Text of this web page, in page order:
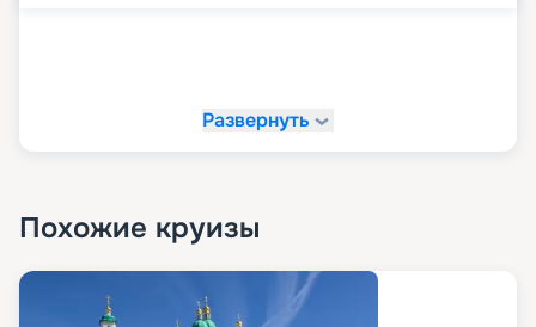
Развернуть
Похожие круизы